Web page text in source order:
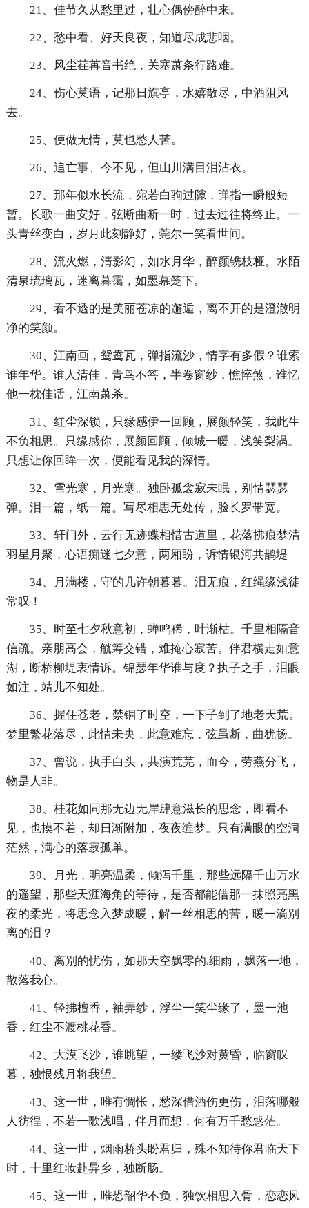
21、佳节久从愁里过，壮心偶傍醉中来。
22、愁中看、好天良夜，知道尽成悲咽。
23、风尘荏苒音书绝，关塞萧条行路难。
24、伤心莫语，记那日旗亭，水嬉散尽，中酒阻风
去。
25、便做无情，莫也愁人苦。
26、追亡事、今不见，但山川满目泪沾衣。
27、那年似水长流，宛若白驹过隙，弹指一瞬般短
暂。长歌一曲安好，弦断曲断一时，过去过往将终止。一
头青丝变白，岁月此刻静好，莞尔一笑看世间。
28、流火燃，清影幻，如水月华，醉颜镌枝桠。水陌
清泉琉璃瓦，迷离暮霭，如墨幕笼下。
29、看不透的是美丽苍凉的邂逅，离不开的是澄澈明
净的笑颜。
30、江南画，鸳鸯瓦，弹指流沙，情字有多假？谁索
谁年华。谁人清佳，青鸟不答，半卷窗纱，憔悴煞，谁忆
他一枕佳话，江南萧杀。
31、红尘深锁，只缘感伊一回顾，展颜轻笑，我此生
不负相思。只缘感你，展颜回顾，倾城一暖，浅笑梨涡。
只想让你回眸一次，便能看见我的深情。
32、雪光寒，月光寒。独卧孤衾寂未眠，别情瑟瑟
弹。泪一篇，纸一篇。写尽相思无处传，脸长罗带宽。
33、轩门外，云行无迹蝶相惜古道里，花落拂痕梦清
羽星月聚，心语痴迷七夕意，两厢盼，诉情银河共鹊堤
34、月满楼，守的几许朝暮暮。泪无痕，红绳缘浅徒
常叹！
35、时至七夕秋意初，蝉鸣稀，叶渐枯。千里相隔音
信疏。亲朋高会，觥筹交错，难掩心寂苦。伴君横走如意
湖，断桥柳堤衷情诉。锦瑟年华谁与度？执子之手，泪眼
如注，靖儿不知处。
36、握住苍老，禁锢了时空，一下子到了地老天荒。
梦里繁花落尽，此情未央，此意难忘，弦虽断，曲犹扬。
37、曾说，执手白头，共演荒芜，而今，劳燕分飞，
物是人非。
38、桂花如同那无边无岸肆意滋长的思念，即看不
见，也摸不着，却日渐附加，夜夜缠梦。只有满眼的空洞
茫然，满心的落寂孤单。
39、月光，明亮温柔，倾泻千里，那些远隔千山万水
的遥望，那些天涯海角的等待，是否都能借那一抹照亮黑
夜的柔光，将思念入梦成暖，解一丝相思的苦，暖一滴别
离的泪？
40、离别的忧伤，如那天空飘零的.细雨，飘落一地，
散落我心。
41、轻拂檀香，袖弄纱，浮尘一笑尘缘了，墨一池
香，红尘不渡桃花香。
42、大漠飞沙，谁眺望，一缕飞沙对黄昏，临窗叹
暮，独恨残月将我望。
43、这一世，唯有惆怅，愁深借酒伤更伤，泪落哪般
人彷徨，不若一歌浅唱，伴月而想，何有万千愁惑茫。
44、这一世，烟雨桥头盼君归，殊不知待你君临天下
时，十里红妆赴异乡，独断肠。
45、这一世，唯恐韶华不负，独饮相思入骨，恋恋风